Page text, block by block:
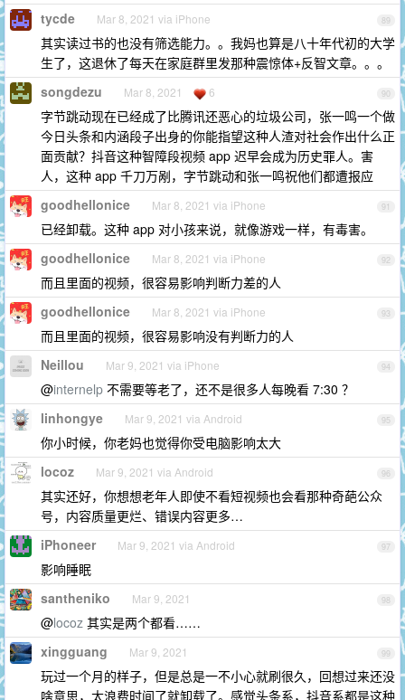
89
tycde Mar 8, 2021 via iPhone
其实读过书的也没有筛选能力。。我妈也算是八十年代初的大学
生了，这退休了每天在家庭群里发那种震惊体+反智文章。。。
90
songdezu Mar 8, 2021 6
字节跳动现在已经成了比腾讯还恶心的垃圾公司，张一鸣一个做
今日头条和内涵段子出身的你能指望这种人渣对社会作出什么正
面贡献？抖音这种智障段视频 app 迟早会成为历史罪人。害
人，这种 app 千刀万剐，字节跳动和张一鸣祝他们都遭报应
91
goodhellonice Mar 8, 2021 via iPhone
已经卸载。这种 app 对小孩来说，就像游戏一样，有毒害。
92
goodhellonice Mar 8, 2021 via iPhone
而且里面的视频，很容易影响判断力差的人
93
goodhellonice Mar 8, 2021 via iPhone
而且里面的视频，很容易影响没有判断力的人
94
Neillou Mar 9, 2021 via iPhone
@internelp 不需要等老了，还不是很多人每晚看 7:30 ？
95
linhongye Mar 9, 2021 via Android
你小时候，你老妈也觉得你受电脑影响太大
96
locoz Mar 9, 2021 via Android
其实还好，你想想老年人即使不看短视频也会看那种奇葩公众
号，内容质量更烂、错误内容更多…
97
iPhoneer Mar 9, 2021 via Android
影响睡眠
98
santheniko Mar 9, 2021
@locoz 其实是两个都看……
99
xingguang Mar 9, 2021
玩过一个月的样子，但是总是一不小心就刷很久，回想过来还没
啥意思，太浪费时间了就卸载了。感觉头条系，抖音系都是这种